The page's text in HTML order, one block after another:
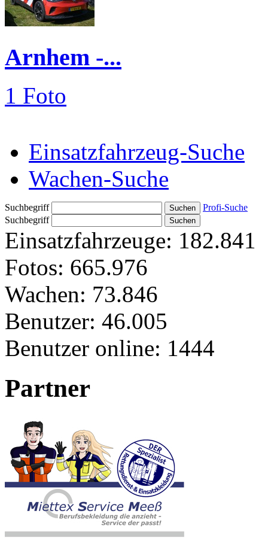
Arnhem -...
1 Foto
Einsatzfahrzeug-Suche
Wachen-Suche
Suchbegriff
Profi-Suche
Suchbegriff
Einsatzfahrzeuge: 182.841
Fotos: 665.976
Wachen: 73.846
Benutzer: 46.005
Benutzer online: 1444
Partner